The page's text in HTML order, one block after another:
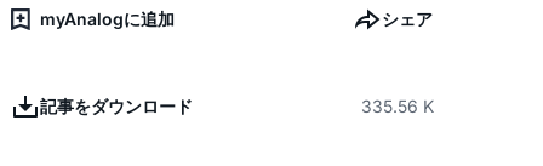
myAnalogに追加 シェア
記事をダウンロード 335.56 K